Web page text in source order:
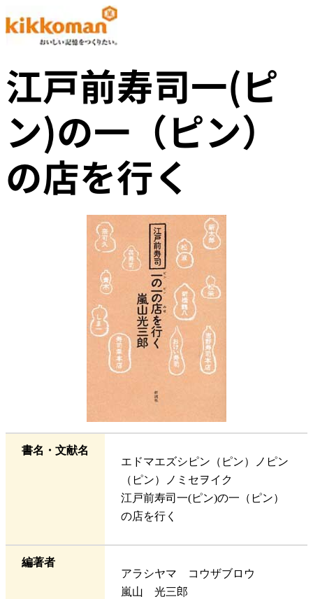
江戸前寿司一(ピ
ン)の一（ピン）
の店を行く
書名・文献名
エドマエズシピン（ピン）ノピン
（ピン）ノミセヲイク
江戸前寿司一(ピン)の一（ピン）
の店を行く
編著者
アラシヤマ コウザブロウ
嵐山 光三郎